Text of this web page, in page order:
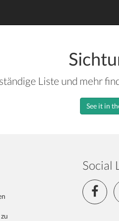
Liste und mehr
See it in
Social